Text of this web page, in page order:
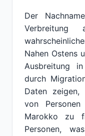
Der
Nahen Ostens
Ausbreitung
durch
Daten
von
Marokko zu
Personen,